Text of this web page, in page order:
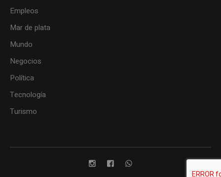
Empleos
Mar de plata
Mundo
Negocios
Política
Tecnología
Turismo